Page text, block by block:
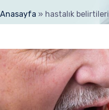
Anasayfa » hastalık belirtileri